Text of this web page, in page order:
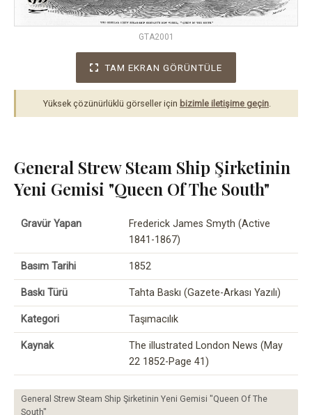
GTA2001
TAM EKRAN GÖRÜNTÜLE
Yüksek çözünürlüklü görseller için bizimle iletişime geçin.
General Strew Steam Ship Şirketinin
Yeni Gemisi "Queen Of The South"
Gravür Yapan
Frederick James Smyth (Active
1841-1867)
Basım Tarihi 1852
Baskı Türü Tahta Baskı (Gazete-Arkası Yazılı)
Kategori Taşımacılık
Kaynak
The illustrated London News (May
22 1852-Page 41)
General Strew Steam Ship Şirketinin Yeni Gemisi "Queen Of The
South"